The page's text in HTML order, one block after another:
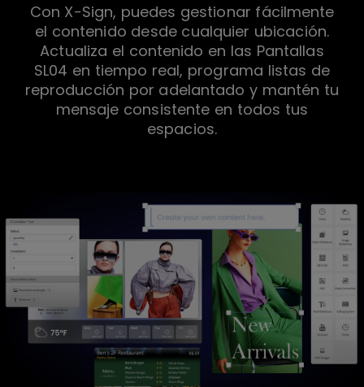
Con X-Sign, puedes gestionar fácilmente
el contenido desde cualquier ubicación.
Actualiza el contenido en las Pantallas
SL04 en tiempo real, programa listas de
reproducción por adelantado y mantén tu
mensaje consistente en todos tus
espacios.